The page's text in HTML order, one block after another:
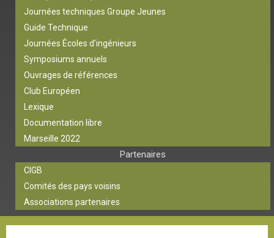
Journées techniques Groupe Jeunes
Guide Technique
Journées Écoles d’ingénieurs
Symposiums annuels
Ouvrages de références
Club Européen
Lexique
Documentation libre
Marseille 2022
Partenaires
CIGB
Comités des pays voisins
Associations partenaires